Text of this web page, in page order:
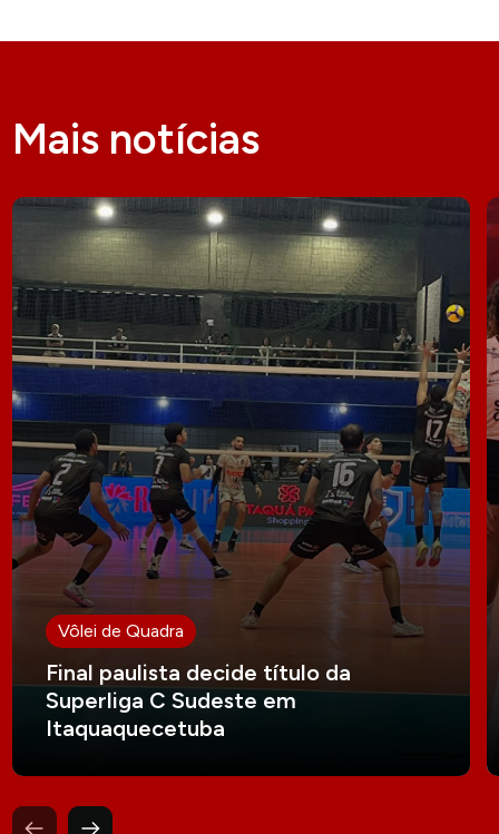
Mais notícias
Vôlei de Quadra
Final paulista decide título da
Superliga C Sudeste em
Itaquaquecetuba